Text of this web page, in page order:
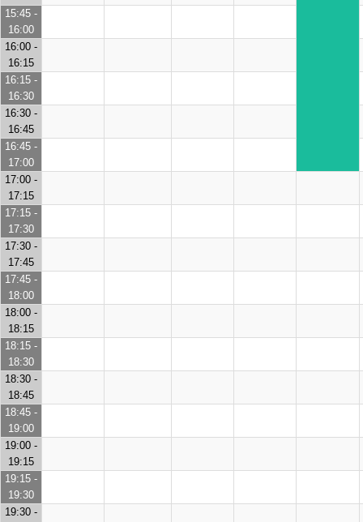
15:45 -
16:00
16:00 -
16:15
16:15 -
16:30
16:30 -
16:45
16:45 -
17:00
17:00 -
17:15
17:15 -
17:30
17:30 -
17:45
17:45 -
18:00
18:00 -
18:15
18:15 -
18:30
18:30 -
18:45
18:45 -
19:00
19:00 -
19:15
19:15 -
19:30
19:30 -